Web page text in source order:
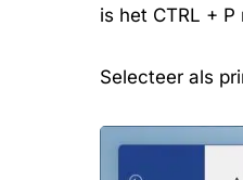
is het CTRL +
Selecteer als